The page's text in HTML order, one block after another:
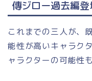
傳ジロー過去編
これまでの三人が、
能性が高いキャラク
ャラクターの可能性